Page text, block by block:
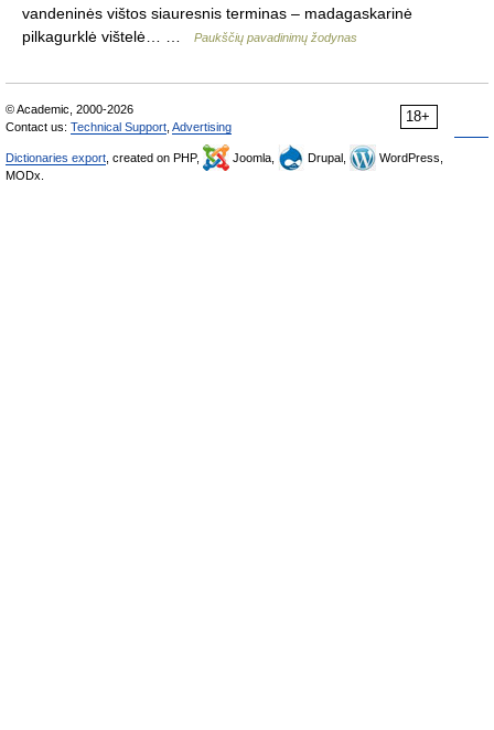
vandeninės vištos siauresnis terminas – madagaskarinė
pilkagurklė vištelė… …
Paukščių pavadinimų žodynas
18+
© Academic, 2000-2026
Contact us: Technical Support Advertising
Dictionaries export , created on PHP, Joomla, Drupal,
WordPress,
MODx.